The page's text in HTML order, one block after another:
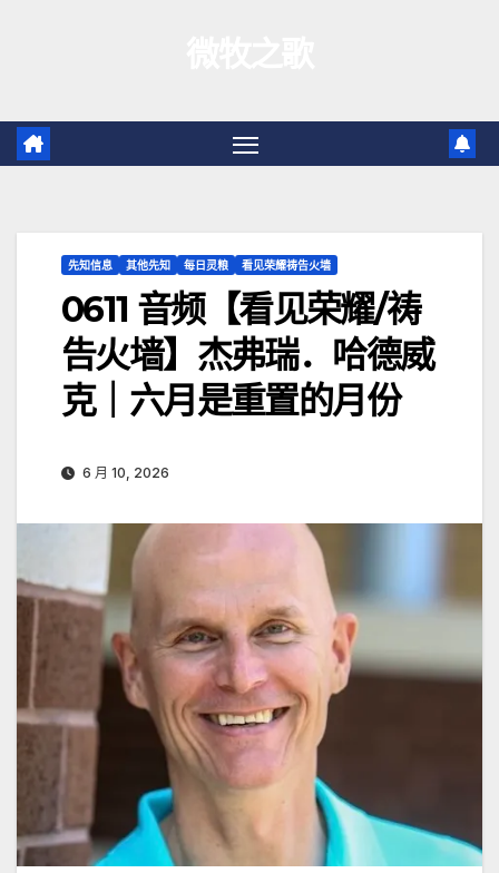
容
先知信息 其他先知 每日灵粮 看见荣耀祷告火墙
0611 音频【看见荣耀/祷
告火墙】杰弗瑞．哈德威
克｜六月是重置的月份
6 月 10, 2026